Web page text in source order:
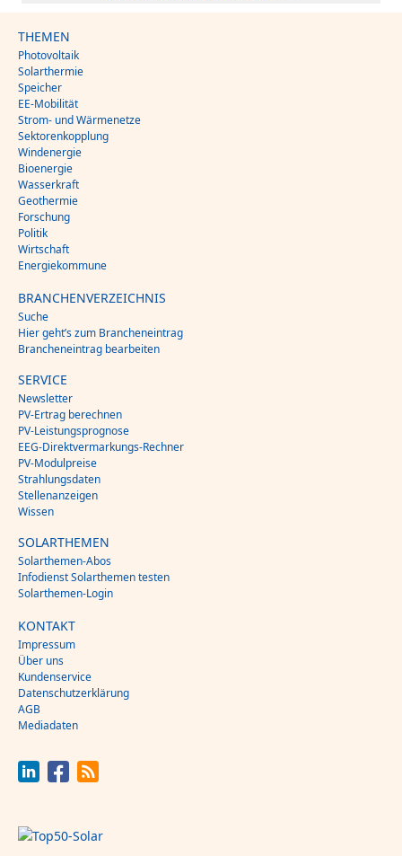
THEMEN
Photovoltaik
Solarthermie
Speicher
EE-Mobilität
Strom- und Wärmenetze
Sektorenkopplung
Windenergie
Bioenergie
Wasserkraft
Geothermie
Forschung
Politik
Wirtschaft
Energiekommune
BRANCHENVERZEICHNIS
Suche
Hier geht’s zum Brancheneintrag
Brancheneintrag bearbeiten
SERVICE
Newsletter
PV-Ertrag berechnen
PV-Leistungsprognose
EEG-Direktvermarkungs-Rechner
PV-Modulpreise
Strahlungsdaten
Stellenanzeigen
Wissen
SOLARTHEMEN
Solarthemen-Abos
Infodienst Solarthemen testen
Solarthemen-Login
KONTAKT
Impressum
Über uns
Kundenservice
Datenschutzerklärung
AGB
Mediadaten